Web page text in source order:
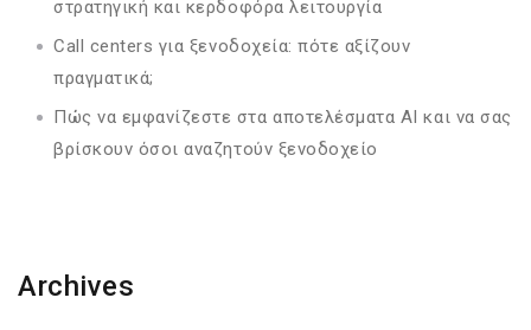
στρατηγική και κερδοφόρα λειτουργία
Call centers για ξενοδοχεία: πότε αξίζουν
πραγματικά;
Πώς να εμφανίζεστε στα αποτελέσματα AI και να σας
βρίσκουν όσοι αναζητούν ξενοδοχείο
Archives